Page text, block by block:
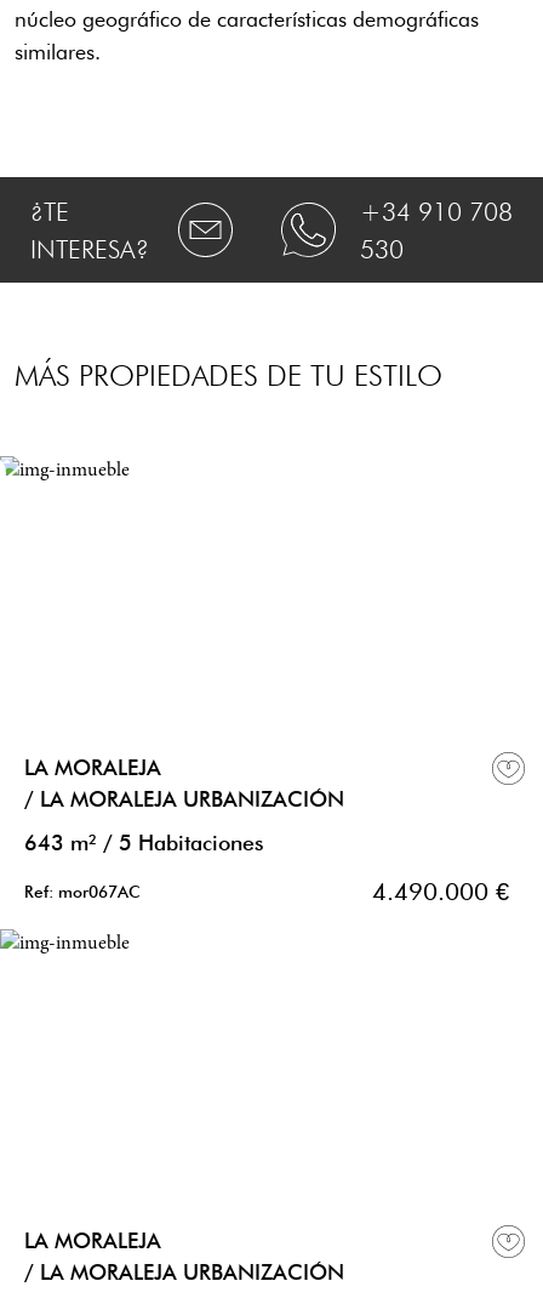
núcleo geográfico de características demográficas
similares.
¿TE
INTERESA?
+34 910 708
530
MÁS PROPIEDADES DE TU ESTILO
LA MORALEJA
/ LA MORALEJA URBANIZACIÓN
643 m² / 5 Habitaciones
Ref: mor067AC 4.490.000 €
LA MORALEJA
/ LA MORALEJA URBANIZACIÓN